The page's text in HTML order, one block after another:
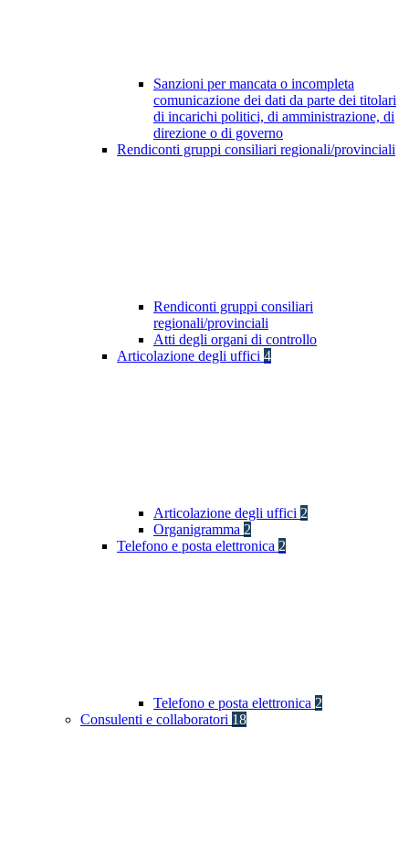
Sanzioni per mancata o incompleta
comunicazione dei dati da parte dei titolari
di incarichi politici, di amministrazione, di
direzione o di governo
Rendiconti gruppi consiliari regionali/provinciali
Rendiconti gruppi consiliari
regionali/provinciali
Atti degli organi di controllo
Articolazione degli uffici 4
Articolazione degli uffici 2
Organigramma 2
Telefono e posta elettronica 2
Telefono e posta elettronica 2
Consulenti e collaboratori 18